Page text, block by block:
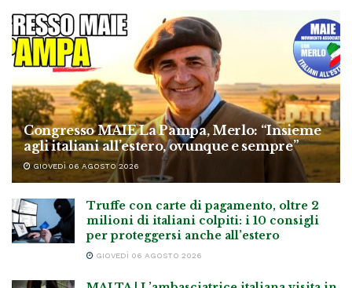
Congresso MAIE La Pampa, Merlo: “Insieme
agli italiani all’estero, ovunque e sempre”
GIOVEDÌ 06 AGOSTO 2026
Truffe con carte di pagamento, oltre 2
milioni di italiani colpiti: i 10 consigli
per proteggersi anche all’estero
GIOVEDÌ 06 AGOSTO 2026